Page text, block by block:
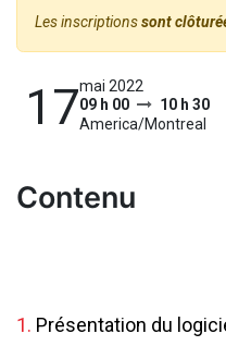
Les inscriptionssont
17mai 2022
09 h 00
10 h 30
America/Montreal
Contenu
1. Présentation du